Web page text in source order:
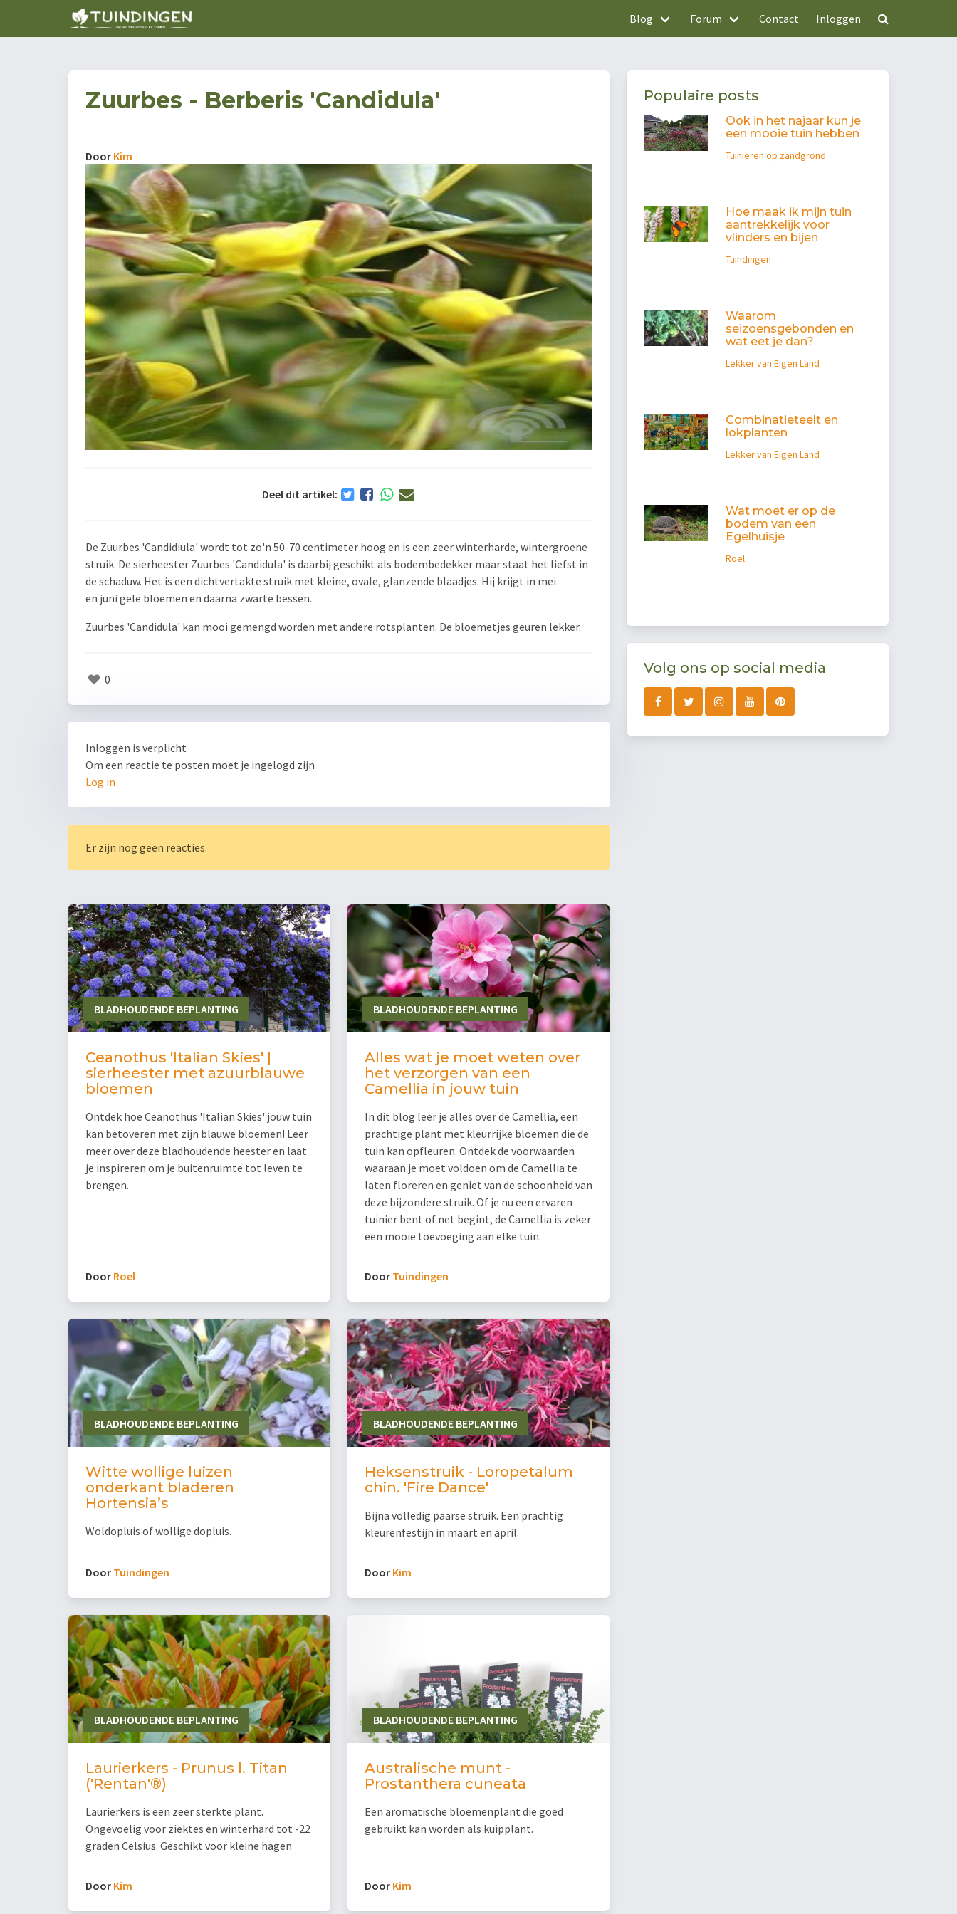
Blog Forum Contact Inloggen
Zuurbes - Berberis 'Candidula'
Door Kim
Deel dit artikel:
De Zuurbes 'Candidiula' wordt tot zo'n 50-70 centimeter hoog en is een zeer winterharde, wintergroene
struik. De sierheester Zuurbes 'Candidula' is daarbij geschikt als bodembedekker maar staat het liefst in
de schaduw. Het is een dichtvertakte struik met kleine, ovale, glanzende blaadjes. Hij krijgt in mei
en juni gele bloemen en daarna zwarte bessen.
Zuurbes 'Candidula' kan mooi gemengd worden met andere rotsplanten. De bloemetjes geuren lekker.
0
Inloggen is verplicht
Om een reactie te posten moet je ingelogd zijn
Log in
Er zijn nog geen reacties.
BLADHOUDENDE BEPLANTING
Ceanothus 'Italian Skies' |
sierheester met azuurblauwe
bloemen
Ontdek hoe Ceanothus 'Italian Skies' jouw tuin
kan betoveren met zijn blauwe bloemen! Leer
meer over deze bladhoudende heester en laat
je inspireren om je buitenruimte tot leven te
brengen.
Door Roel
BLADHOUDENDE BEPLANTING
Alles wat je moet weten over
het verzorgen van een
Camellia in jouw tuin
In dit blog leer je alles over de Camellia, een
prachtige plant met kleurrijke bloemen die de
tuin kan opfleuren. Ontdek de voorwaarden
waaraan je moet voldoen om de Camellia te
laten floreren en geniet van de schoonheid van
deze bijzondere struik. Of je nu een ervaren
tuinier bent of net begint, de Camellia is zeker
een mooie toevoeging aan elke tuin.
Door Tuindingen
BLADHOUDENDE BEPLANTING
Witte wollige luizen
onderkant bladeren
Hortensia’s
Woldopluis of wollige dopluis.
Door Tuindingen
BLADHOUDENDE BEPLANTING
Heksenstruik - Loropetalum
chin. 'Fire Dance'
Bijna volledig paarse struik. Een prachtig
kleurenfestijn in maart en april.
Door Kim
BLADHOUDENDE BEPLANTING
Laurierkers - Prunus l. Titan
('Rentan'®)
Laurierkers is een zeer sterkte plant.
Ongevoelig voor ziektes en winterhard tot -22
graden Celsius. Geschikt voor kleine hagen
Door Kim
BLADHOUDENDE BEPLANTING
Australische munt -
Prostanthera cuneata
Een aromatische bloemenplant die goed
gebruikt kan worden als kuipplant.
Door Kim
Populaire posts
Ook in het najaar kun je
een mooie tuin hebben
Tuinieren op zandgrond
Hoe maak ik mijn tuin
aantrekkelijk voor
vlinders en bijen
Tuindingen
Waarom
seizoensgebonden en
wat eet je dan?
Lekker van Eigen Land
Combinatieteelt en
lokplanten
Lekker van Eigen Land
Wat moet er op de
bodem van een
Egelhuisje
Roel
Volg ons op social media